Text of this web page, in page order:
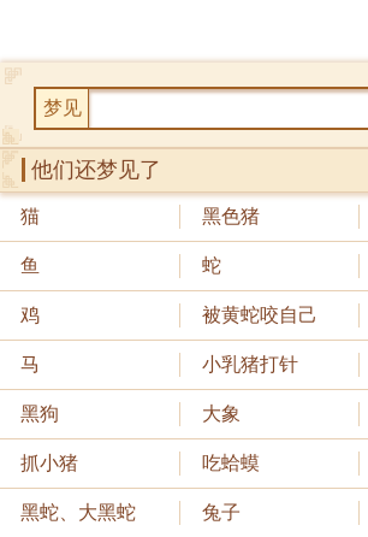
梦见
他们还梦见了
猫 黑色猪
鱼 蛇
鸡 被黄蛇咬自己
马 小乳猪打针
黑狗 大象
抓小猪 吃蛤蟆
黑蛇、大黑蛇 兔子